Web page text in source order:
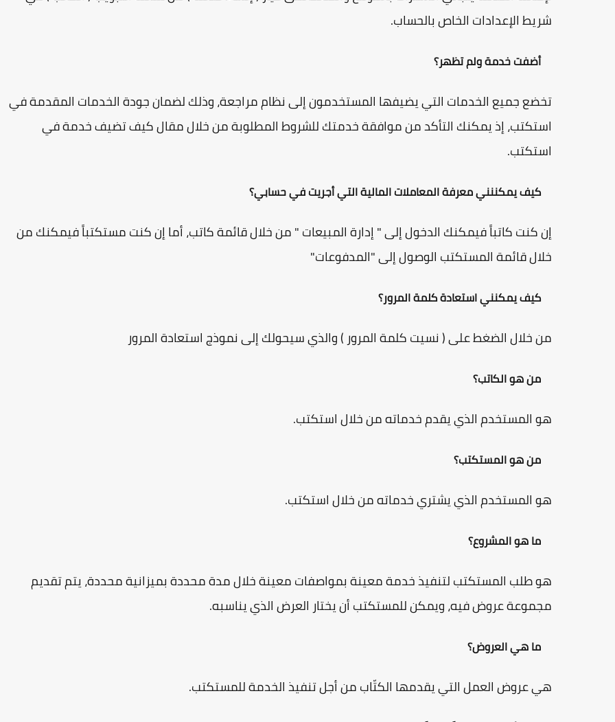
شريط الإعدادات الخاص بالحساب.
أضفت خدمة ولم تظهر؟
تخضع جميع الخدمات التي يضيفها المستخدمون إلى نظام مراجعة، وذلك لضمان جودة الخدمات المقدمة في
استكتب، إذ يمكنك التأكد من موافقة خدمتك للشروط المطلوبة من خلال مقال كيف تضيف خدمة في
استكتب.
كيف يمكننني معرفة المعاملات المالية التي أجريت في حسابي؟
إن كنت كاتباً فيمكنك الدخول إلى " إدارة المبيعات " من خلال قائمة كاتب، أما إن كنت مستكتباً فيمكنك من
خلال قائمة المستكتب الوصول إلى "المدفوعات"
كيف يمكنني استعادة كلمة المرور؟
من خلال الضغط على ( نسيت كلمة المرور ) والذي سيحولك إلى نموذج استعادة المرور
من هو الكاتب؟
هو المستخدم الذي يقدم خدماته من خلال استكتب.
من هو المستكتب؟
هو المستخدم الذي يشتري خدماته من خلال استكتب.
ما هو المشروع؟
هو طلب المستكتب لتنفيذ خدمة معينة بمواصفات معينة خلال مدة محددة بميزانية محددة، يتم تقديم
مجموعة عروض فيه، ويمكن للمستكتب أن يختار العرض الذي يناسبه.
ما هي العروض؟
هي عروض العمل التي يقدمها الكتّاب من أجل تنفيذ الخدمة للمستكتب.